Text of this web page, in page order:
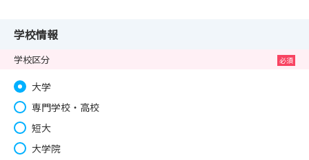
学校情報
学校区分
大学
専門学校・高校
短大
大学院